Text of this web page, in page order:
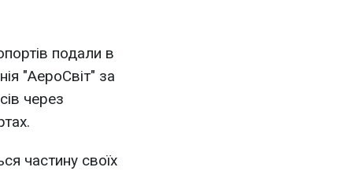
подали в
"АероСвіт" за
через
частину своїх